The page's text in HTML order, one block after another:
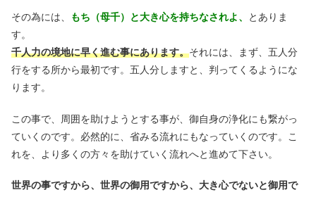
その為には、 もち（母千）と大き心を持ちなされよ、
とありま
す。
千人力の境地に早く進む事にあります。それには、まず、五人分
行をする所から最初です。五人分しますと、判ってくるようにな
ります。
この事で、周囲を助けようとする事が、御自身の浄化にも繋がっ
ていくのです。必然的に、省みる流れにもなっていくのです。こ
れを、より多くの方々を助けていく流れへと進めて下さい。
世界の事ですから、世界の御用ですから、大き心でないと御用で